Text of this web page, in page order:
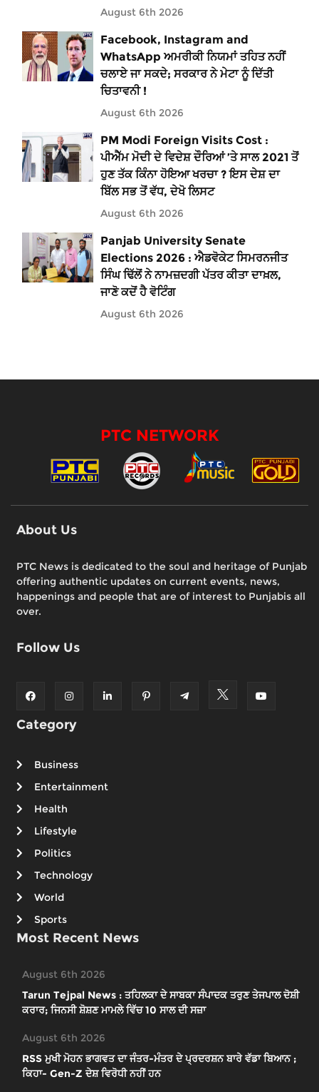
August 6th 2026
Facebook, Instagram and
WhatsApp ਅਮਰੀਕੀ ਨਿਯਮਾਂ ਤਹਿਤ ਨਹੀਂ
ਚਲਾਏ ਜਾ ਸਕਦੇ; ਸਰਕਾਰ ਨੇ ਮੇਟਾ ਨੂੰ ਦਿੱਤੀ
ਚਿਤਾਵਨੀ !
August 6th 2026
PM Modi Foreign Visits Cost :
ਪੀਐੱਮ ਮੋਦੀ ਦੇ ਵਿਦੇਸ਼ ਦੌਰਿਆਂ ’ਤੇ ਸਾਲ 2021 ਤੋਂ
ਹੁਣ ਤੱਕ ਕਿੰਨਾ ਹੋਇਆ ਖਰਚਾ ? ਇਸ ਦੇਸ਼ ਦਾ
ਬਿੱਲ ਸਭ ਤੋਂ ਵੱਧ, ਦੇਖੋ ਲਿਸਟ
August 6th 2026
Panjab University Senate
Elections 2026 : ਐਡਵੋਕੇਟ ਸਿਮਰਨਜੀਤ
ਸਿੰਘ ਢਿੱਲੋਂ ਨੇ ਨਾਮਜ਼ਦਗੀ ਪੱਤਰ ਕੀਤਾ ਦਾਖ਼ਲ,
ਜਾਣੋ ਕਦੋਂ ਹੈ ਵੋਟਿੰਗ
August 6th 2026
PTC NETWORK
About Us
PTC News is dedicated to the soul and heritage of Punjab
offering authentic updates on current events, news,
happenings and people that are of interest to Punjabis all
over.
Follow Us
Category
Business
Entertainment
Health
Lifestyle
Politics
Technology
World
Sports
Most Recent News
August 6th 2026
Tarun Tejpal News : ਤਹਿਲਕਾ ਦੇ ਸਾਬਕਾ ਸੰਪਾਦਕ ਤਰੁਣ ਤੇਜਪਾਲ ਦੋਸ਼ੀ
ਕਰਾਰ; ਜਿਨਸੀ ਸ਼ੋਸ਼ਣ ਮਾਮਲੇ ਵਿੱਚ 10 ਸਾਲ ਦੀ ਸਜ਼ਾ
August 6th 2026
RSS ਮੁਖੀ ਮੋਹਨ ਭਾਗਵਤ ਦਾ ਜੰਤਰ-ਮੰਤਰ ਦੇ ਪ੍ਰਦਰਸ਼ਨ ਬਾਰੇ ਵੱਡਾ ਬਿਆਨ ;
ਕਿਹਾ- Gen-Z ਦੇਸ਼ ਵਿਰੋਧੀ ਨਹੀਂ ਹਨ